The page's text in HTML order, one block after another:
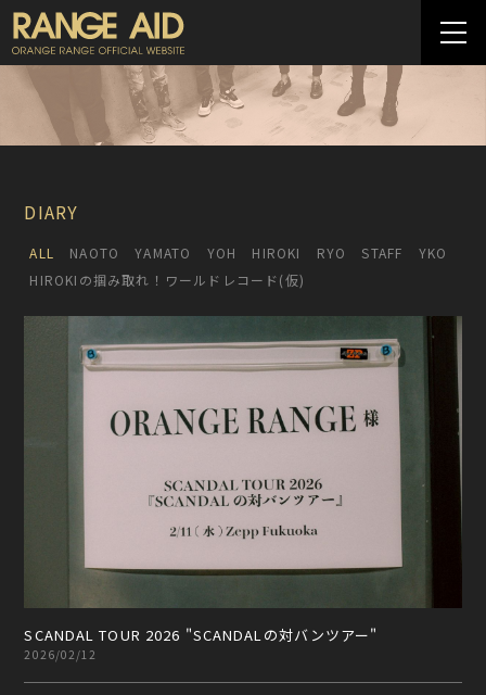
DIARY
ALL NAOTO YAMATO YOH HIROKI RYO STAFF
YKO
HIROKIの掴み取れ！ワールドレコード(仮)
SCANDAL TOUR 2026 "SCANDALの対バンツアー"
2026/02/12